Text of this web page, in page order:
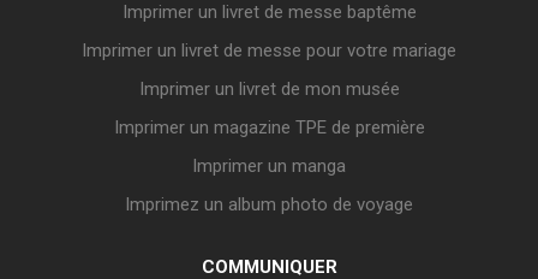
Imprimer un livret de messe baptême
Imprimer un livret de messe pour votre mariage
Imprimer un livret de mon musée
Imprimer un magazine TPE de première
Imprimer un manga
Imprimez un album photo de voyage
COMMUNIQUER